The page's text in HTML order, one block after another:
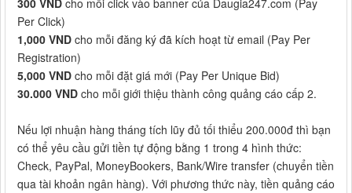
300 VND cho mỗi click vào banner của Daugia247.com (Pay
Per Click)
1,000 VND cho mỗi đăng ký đã kích hoạt từ email (Pay Per
Registration)
5,000 VND cho mỗi đặt giá mới (Pay Per Unique Bid)
30.000 VND cho mỗi giới thiệu thành công quảng cáo cấp 2.
Nếu lợi nhuận hàng tháng tích lũy đủ tối thiểu 200.000đ thì bạn
có thể yêu cầu gửi tiền tự động bằng 1 trong 4 hình thức:
Check, PayPal, MoneyBookers, Bank/Wire transfer (chuyển tiền
qua tài khoản ngân hàng). Với phương thức này, tiền quảng cáo